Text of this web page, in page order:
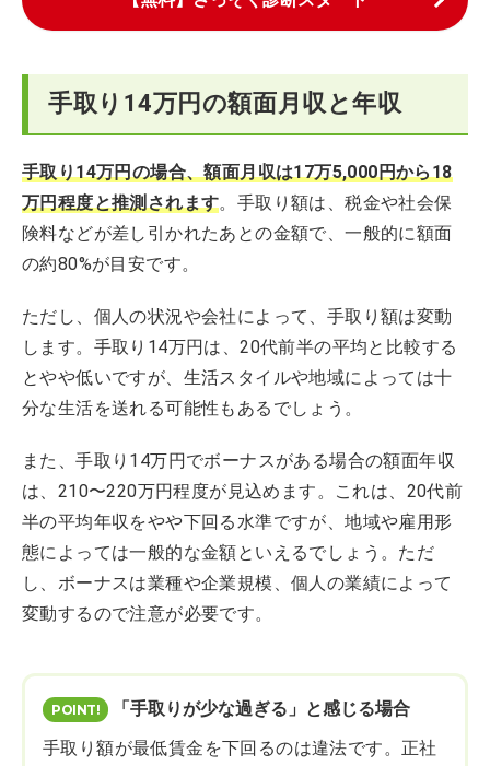
手取り14万円の額面月収と年収
手取り14万円の場合、額面月収は17万5,000円から18
万円程度と推測されます。手取り額は、税金や社会保
険料などが差し引かれたあとの金額で、一般的に額面
の約80%が目安です。
ただし、個人の状況や会社によって、手取り額は変動
します。手取り14万円は、20代前半の平均と比較する
とやや低いですが、生活スタイルや地域によっては十
分な生活を送れる可能性もあるでしょう。
また、手取り14万円でボーナスがある場合の額面年収
は、210〜220万円程度が見込めます。これは、20代前
半の平均年収をやや下回る水準ですが、地域や雇用形
態によっては一般的な金額といえるでしょう。ただ
し、ボーナスは業種や企業規模、個人の業績によって
変動するので注意が必要です。
「手取りが少な過ぎる」と感じる場合
手取り額が最低賃金を下回るのは違法です。正社